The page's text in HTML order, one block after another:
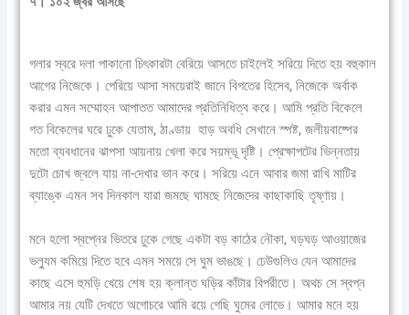
গলার স্বরে দলা পাকানো চিৎকারটা বেরিয়ে আসতে চাইলেই সরিয়ে দিতে হয় বহুকাল
আগের নিজেকে। পেরিয়ে আসা সময়েরাই জানে বিগতের হিসেব, নিজেকে অর্বাক
করার এমন সম্মোহন আপাতত আমাদের প্রতিনিধিত্ব করে। আমি প্রতি বিকেলে
গত বিকেলের ঘরে ঢুকে যেতাম, ঠাণ্ডায় হাড় অবধি সেখানে স্পষ্ট, জলীয়বাষ্পের
মতো ব্যবধানের ঝাপসা আয়নায় খেলা করে সয়ম্ভূ দৃষ্টি। প্রেক্ষাপটের ভিন্নতায়
দুটো চোখ জ্বলে যায় না-দেখার ভান করে। সরিয়ে এনে আবার জমা রাখি মাটির
ব্যাঙ্কে এমন সব দিনকাল যারা জমছে ঘামছে নিজেদের কাছাকাছি তৃষ্ণায়।
মনে হলো স্বপ্নের ভিতরে ঢুকে গেছে একটা বড় কাঠের নৌকা, ঘড়ঘড় আওয়াজের
ভল্যুম কমিয়ে দিতে হবে এমন সময়ে সে ঘুম ভাঙছে। ঢেউগুলিও যেন আমাদের
কাছে এসে হুমড়ি খেয়ে শেষ হয় ক্লান্ত ঘড়ির কাঁটার বিপরীতে। অথচ সে স্বপ্ন
আমার নয় যেটি দেখতে অগোচরে আমি রয়ে গেছি ঘুমের লোভে। আমার মনে হয়